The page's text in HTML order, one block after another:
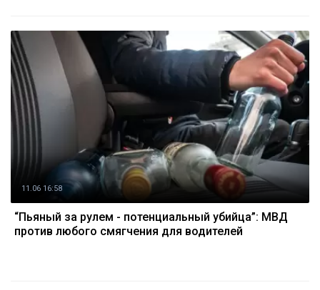
11.06 16:58
“Пьяный за рулем - потенциальный убийца”: МВД
против любого смягчения для водителей